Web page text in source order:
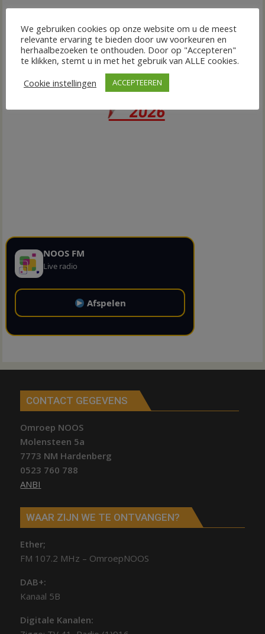
NOOS FM
Live radio
Afspelen
CONTACT GEGEVENS
Omroep NOOS
Molensteen 5a
7773 NM Hardenberg
0523 760 788
ANBI
WAAR ZIJN WE TE ONTVANGEN?
Ether;
FM 107.2 MHz – OmroepNOOS
DAB+:
Kanaal 5B
Digitale Kanalen:
We gebruiken cookies op onze website om u de meest
relevante ervaring te bieden door uw voorkeuren en
herhaalbezoeken te onthouden. Door op "Accepteren"
te klikken, stemt u in met het gebruik van ALLE cookies.
Cookie instellingen
ACCEPTEEREN